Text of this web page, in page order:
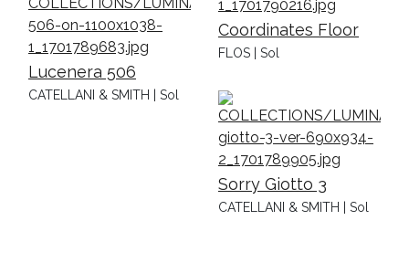
Coordinates Floor
FLOS | Sol
Lucenera 506
CATELLANI & SMITH | Sol
Sorry Giotto 3
CATELLANI & SMITH | Sol